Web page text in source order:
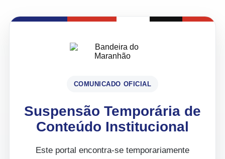
COMUNICADO OFICIAL
Suspensão Temporária de
Conteúdo Institucional
Este portal encontra-se temporariamente